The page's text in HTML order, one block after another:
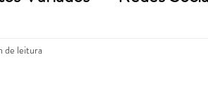
de leitura